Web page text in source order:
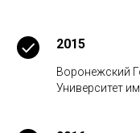
2015
Воронежский
Университет